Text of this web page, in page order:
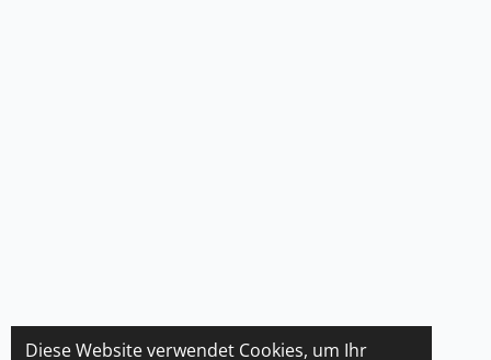
Diese Website verwendet Cookies, um Ihr